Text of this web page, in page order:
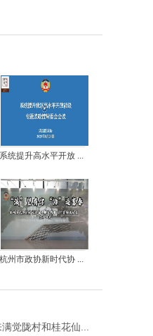
系统提升高水平开放 ...
杭州市政协新时代协 ...
觉陇村和桂花仙...